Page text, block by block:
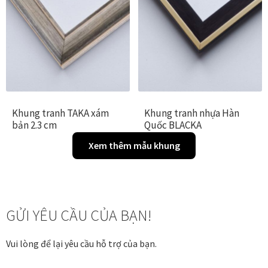
Tranh tặng khai trương
Tranh tặng sếp cao cấp
Tranh theo phong cách thiết kế
Tranh Bắc Âu – Scandinavian
Tranh treo phòng làm việc giám đốc
Tranh treo phòng ngủ
Khung tranh TAKA xám
bản 2.3 cm
Khung tranh nhựa Hàn
Quốc BLACKA
Xem thêm mẫu khung
GỬI YÊU CẦU CỦA BẠN!
Vui lòng để lại yêu cầu hỗ trợ của bạn.